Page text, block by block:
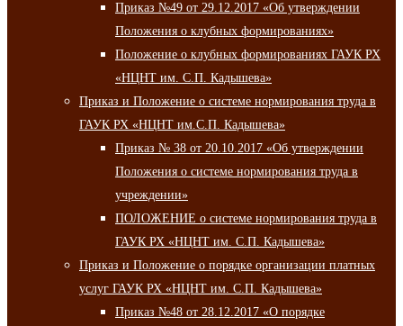
Приказ №49 от 29.12.2017 «Об утверждении
Положения о клубных формированиях»
Положение о клубных формированиях ГАУК РХ
«НЦНТ им. С.П. Кадышева»
Приказ и Положение о системе нормирования труда в
ГАУК РХ «НЦНТ им.С.П. Кадышева»
Приказ № 38 от 20.10.2017 «Об утверждении
Положения о системе нормирования труда в
учреждении»
ПОЛОЖЕНИЕ о системе нормирования труда в
ГАУК РХ «НЦНТ им. С.П. Кадышева»
Приказ и Положение о порядке организации платных
услуг ГАУК РХ «НЦНТ им. С.П. Кадышева»
Приказ №48 от 28.12.2017 «О порядке